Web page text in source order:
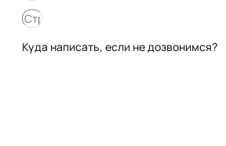
Куда написать, если не дозвонимся?